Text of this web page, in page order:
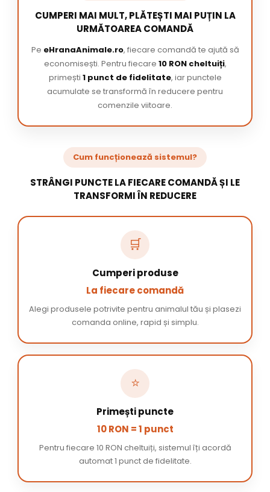
CUMPERI MAI MULT, PLĂTEȘTI MAI PUȚIN LA
URMĂTOAREA COMANDĂ
Pe eHranaAnimale.ro, fiecare comandă te ajută să
economisești. Pentru fiecare 10 RON cheltuiți,
primești 1 punct de fidelitate, iar punctele
acumulate se transformă în reducere pentru
comenzile viitoare.
Cum funcționează sistemul?
STRÂNGI PUNCTE LA FIECARE COMANDĂ ȘI LE
TRANSFORMI ÎN REDUCERE
🛒
Cumperi produse
La fiecare comandă
Alegi produsele potrivite pentru animalul tău și plasezi
comanda online, rapid și simplu.
⭐
Primești puncte
10 RON = 1 punct
Pentru fiecare 10 RON cheltuiți, sistemul îți acordă
automat 1 punct de fidelitate.